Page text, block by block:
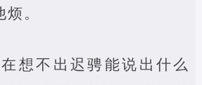
。
想不出迟骋能说出什么